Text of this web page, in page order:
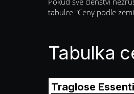
tabulce "Ceny podle
Tabulka
Traglose